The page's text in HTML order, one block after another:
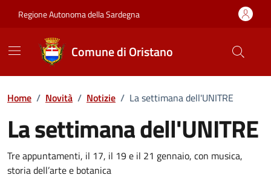
Regione Autonoma della Sardegna
Comune di Oristano
Home / Novità / Notizie / La settimana dell'UNITRE
La settimana dell'UNITRE
Dettagli della notizia
Tre appuntamenti, il 17, il 19 e il 21 gennaio, con musica,
storia dell’arte e botanica